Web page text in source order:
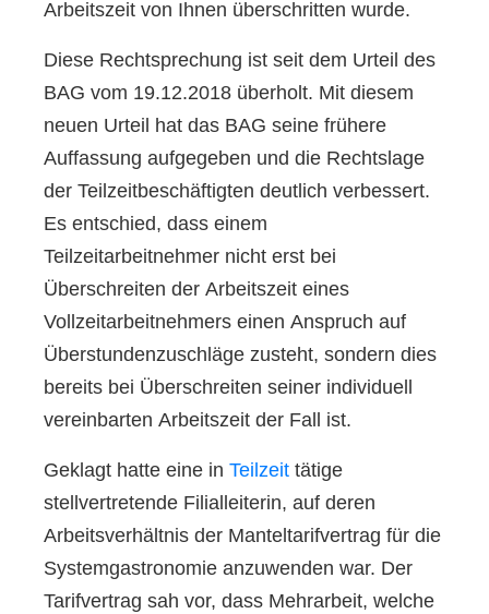
Arbeitszeit von Ihnen überschritten wurde.
Diese Rechtsprechung ist seit dem Urteil des
BAG vom 19.12.2018 überholt. Mit diesem
neuen Urteil hat das BAG seine frühere
Auffassung aufgegeben und die Rechtslage
der Teilzeitbeschäftigten deutlich verbessert.
Es entschied, dass einem
Teilzeitarbeitnehmer nicht erst bei
Überschreiten der Arbeitszeit eines
Vollzeitarbeitnehmers einen Anspruch auf
Überstundenzuschläge zusteht, sondern dies
bereits bei Überschreiten seiner individuell
vereinbarten Arbeitszeit der Fall ist.
Geklagt hatte eine in Teilzeit tätige
stellvertretende Filialleiterin, auf deren
Arbeitsverhältnis der Manteltarifvertrag für die
Systemgastronomie anzuwenden war. Der
Tarifvertrag sah vor, dass Mehrarbeit, welche